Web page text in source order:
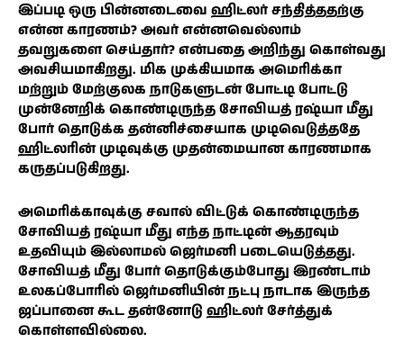
இப்படி ஒரு பின்னடைவை ஹிட்லர் சந்தித்ததற்கு
என்ன காரணம்? அவர் என்னவெல்லாம்
தவறுகளை செய்தார்? என்பதை அறிந்து கொள்வது
அவசியமாகிறது. மிக முக்கியமாக அமெரிக்கா
மற்றும் மேற்குலக நாடுகளுடன் போட்டி போட்டு
முன்னேறிக் கொண்டிருந்த சோவியத் ரஷ்யா மீது
போர் தொடுக்க தன்னிச்சையாக முடிவெடுத்ததே
ஹிட்லரின் முடிவுக்கு முதன்மையான காரணமாக
கருதப்படுகிறது.
அமெரிக்காவுக்கு சவால் விட்டுக் கொண்டிருந்த
சோவியத் ரஷ்யா மீது எந்த நாட்டின் ஆதரவும்
உதவியும் இல்லாமல் ஜெர்மனி படையெடுத்தது.
சோவியத் மீது போர் தொடுக்கும்போது இரண்டாம்
உலகப்போரில் ஜெர்மனியின் நட்பு நாடாக இருந்த
ஜப்பானை கூட தன்னோடு ஹிட்லர் சேர்த்துக்
கொள்ளவில்லை.